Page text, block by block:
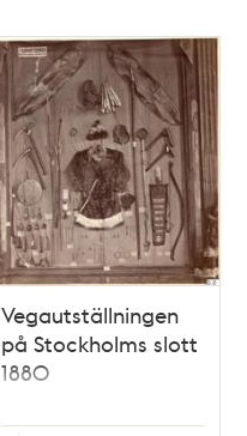
Vegautställningen
på Stockholms slott
1880